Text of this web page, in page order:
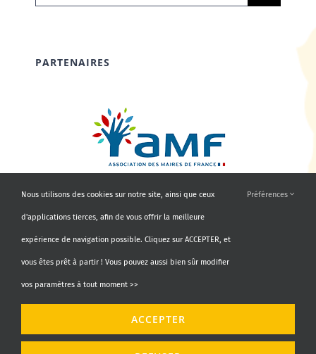
PARTENAIRES
© Copyright 2010 - 2026 | AMF66 | Tous droits réservés |
Nous utilisons des cookies sur notre site, ainsi que ceux
d'applications tierces, afin de vous offrir la meilleure
expérience de navigation possible. Cliquez sur ACCEPTER, et
vous êtes prêt à partir ! Vous pouvez aussi bien sûr modifier
vos paramètres à tout moment >>
Préférences
ACCEPTER